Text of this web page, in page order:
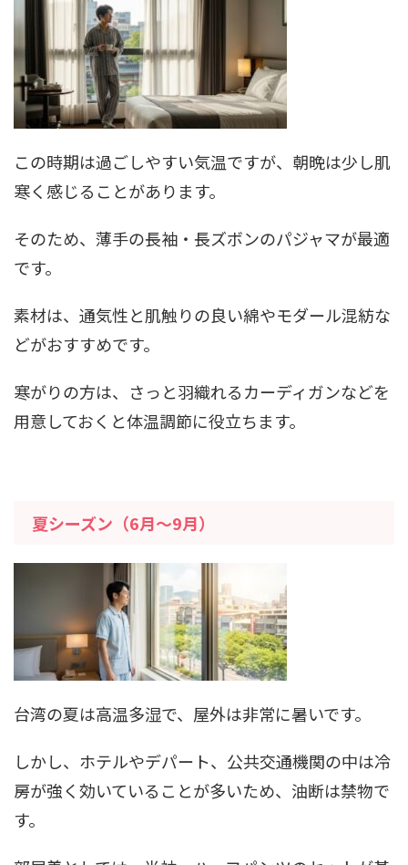
この時期は過ごしやすい気温ですが、朝晩は少し肌
寒く感じることがあります。
そのため、薄手の長袖・長ズボンのパジャマが最適
です。
素材は、通気性と肌触りの良い綿やモダール混紡な
どがおすすめです。
寒がりの方は、さっと羽織れるカーディガンなどを
用意しておくと体温調節に役立ちます。
夏シーズン（6月～9月）
台湾の夏は高温多湿で、屋外は非常に暑いです。
しかし、ホテルやデパート、公共交通機関の中は冷
房が強く効いていることが多いため、油断は禁物で
す。